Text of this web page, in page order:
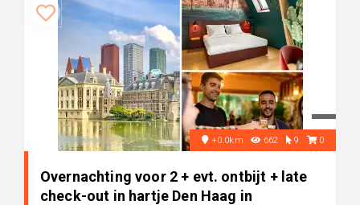
+0.0km 662 9 0
Overnachting voor 2 + evt. ontbijt + late
check-out in hartje Den Haag in